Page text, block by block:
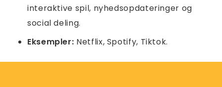
interaktive spil, nyhedsopdateringer og
social deling.
Eksempler: Netflix, Spotify, Tiktok.